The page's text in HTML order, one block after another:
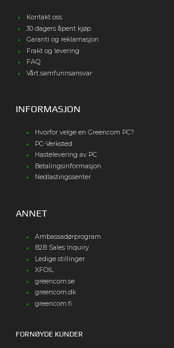
Kontakt oss
30 dagers åpent kjøp
Garanti og reklamasjon
Frakt og levering
FAQ
Vårt samfunnsansvar
INFORMASJON
Hvorfor velge en Greencom PC?
PC-Verksted
Hastelevering av PC
Betalingsinformasjon
Nedlastingssenter
ANNET
Ambassadørprogram
B2B Sales Inquiry
Ledige stillinger
XFOIL
greencom.se
greencom.dk
greencom.fi
FORNØYDE KUNDER